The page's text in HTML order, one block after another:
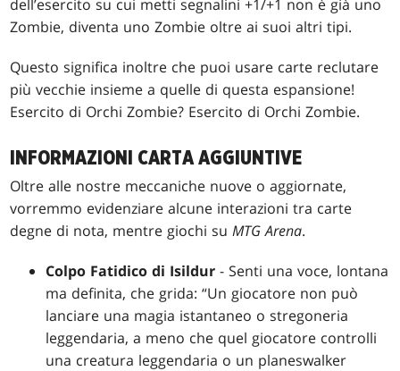
dell’esercito su cui metti segnalini +1/+1 non è già uno
Zombie, diventa uno Zombie oltre ai suoi altri tipi.
Questo significa inoltre che puoi usare carte reclutare
più vecchie insieme a quelle di questa espansione!
Esercito di Orchi Zombie? Esercito di Orchi Zombie.
INFORMAZIONI CARTA AGGIUNTIVE
Oltre alle nostre meccaniche nuove o aggiornate,
vorremmo evidenziare alcune interazioni tra carte
degne di nota, mentre giochi suMTG Arena.
Colpo Fatidico di Isildur - Senti una voce, lontana
ma definita, che grida: “Un giocatore non può
lanciare una magia istantaneo o stregoneria
leggendaria, a meno che quel giocatore controlli
una creatura leggendaria o un planeswalker